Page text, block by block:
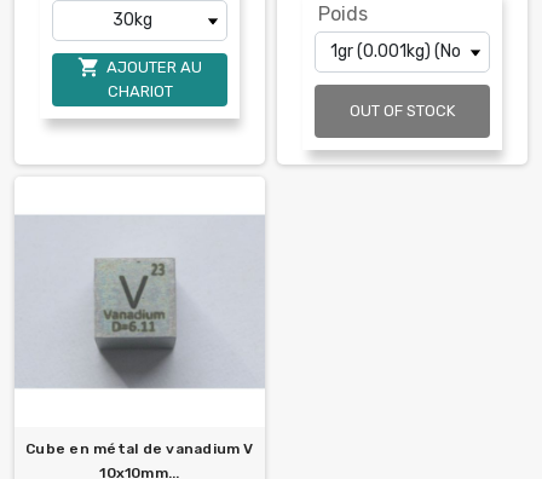
 AJOUTER AU
CHARIOT
Poids
OUT OF STOCK
Cube en métal de vanadium V
10x10mm...